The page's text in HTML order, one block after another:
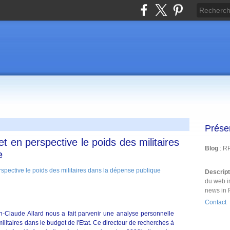
en perspective le poids des militaires
Claude Allard nous a fait parvenir une analyse personnelle
dans le budget de l'Etat. Ce directeur de recherches à
Blog :
du web
news in
Contact